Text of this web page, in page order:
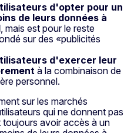
d'opter pour un
de leurs données à
, mais est pour le reste
sur des «publicités
d'exercer leur
à la combinaison de
personnel.
sur les marchés
qui ne donnent pas
avoir accès à un